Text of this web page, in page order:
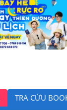
TRA CỨU